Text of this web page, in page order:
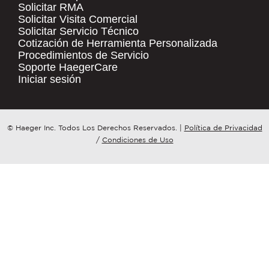
COMPANY NAME*
COUNTRY
REGARDING?*
.
QUICK LINKS
Products
Resources
Contact Us
Tooling Wizard
Solicitar RMA
Solicitar Visita Comercial
Solicitar Servicio Técnico
Cotización de Herramienta Personalizada
Procedimientos de Servicio
Soporte HaegerCare
Iniciar sesión
© Haeger Inc. Todos Los Derechos Reservados.
Política de Privacidad
/ Condiciones de Uso